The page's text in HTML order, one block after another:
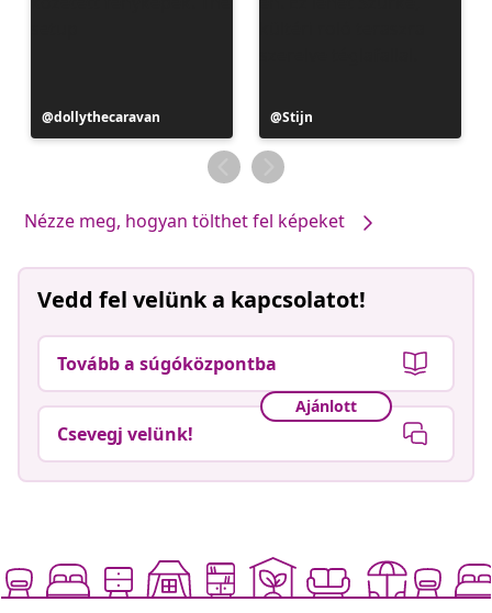
Bejegyzés
közzétevője
dollythecaravan
Bejegyzés
közzétevője
Stijn
Nézze meg, hogyan tölthet fel képeket
Vedd fel velünk a kapcsolatot!
Tovább a súgóközpontba
Ajánlott
Csevegj velünk!